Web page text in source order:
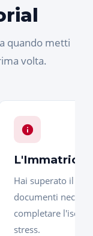
quando metti
volta.
Hai superato il
documenti
completare
stress.